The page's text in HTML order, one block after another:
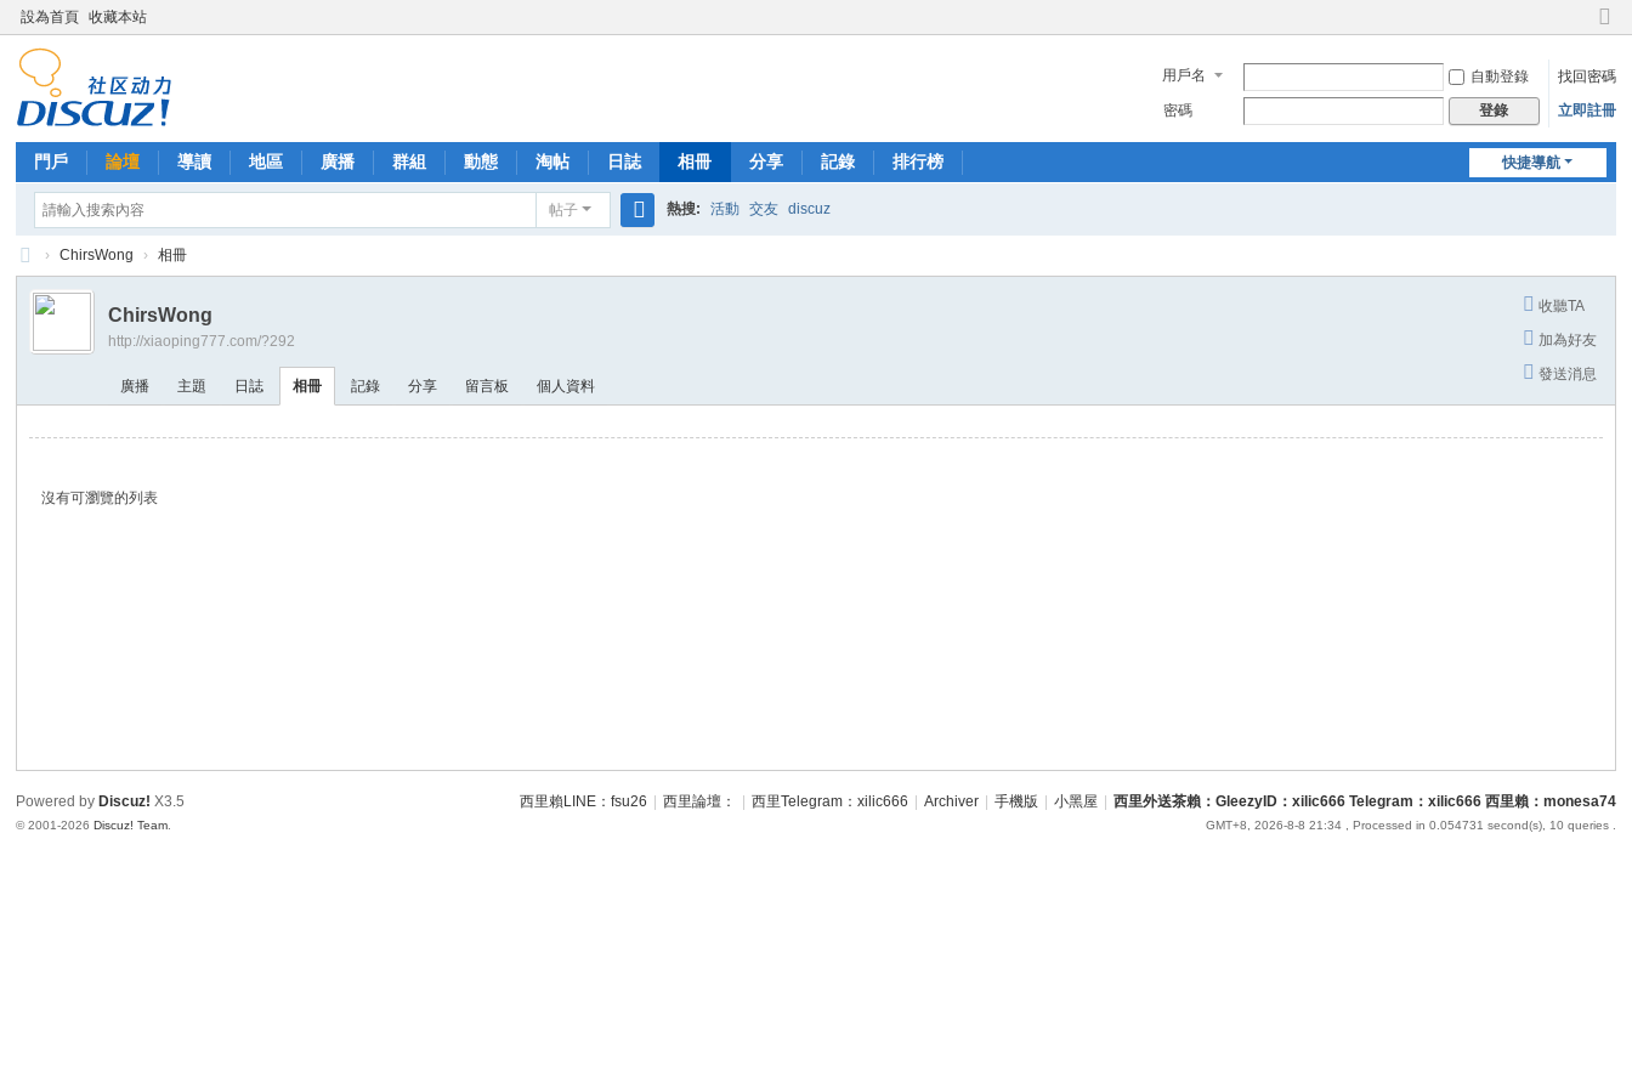
設為首頁 收藏本站
切
到
窄
用戶名 自動登錄
找回密碼
密碼
登錄 立即註冊
快捷導航
門戶 論壇 導讀 地區 廣播 群組 動態 淘帖 日誌 相冊 分享 記錄 排行榜
帖子
索
熱搜: 活動 交友 discuz
西
外
› ChirsWong › 相冊
收聽TA
加為好友
發送消息
ChirsWong
http://xiaoping777.com/?292
廣播 主題 日誌 相冊 記錄 分享 留言板 個人資料
沒有可瀏覽的列表
西里賴LINE：fsu26 西里論壇： 西里Telegram：xilic666 Archiver 手機版 小黑屋 西里外送茶賴：GleezyID：xilic666 Telegram：xilic666 西里賴：monesa74
GMT+8, 2026-8-8 21:34, Processed in 0.054731 second(s), 10 queries .
Powered by Discuz! X3.5
© 2001-2026Discuz! Team